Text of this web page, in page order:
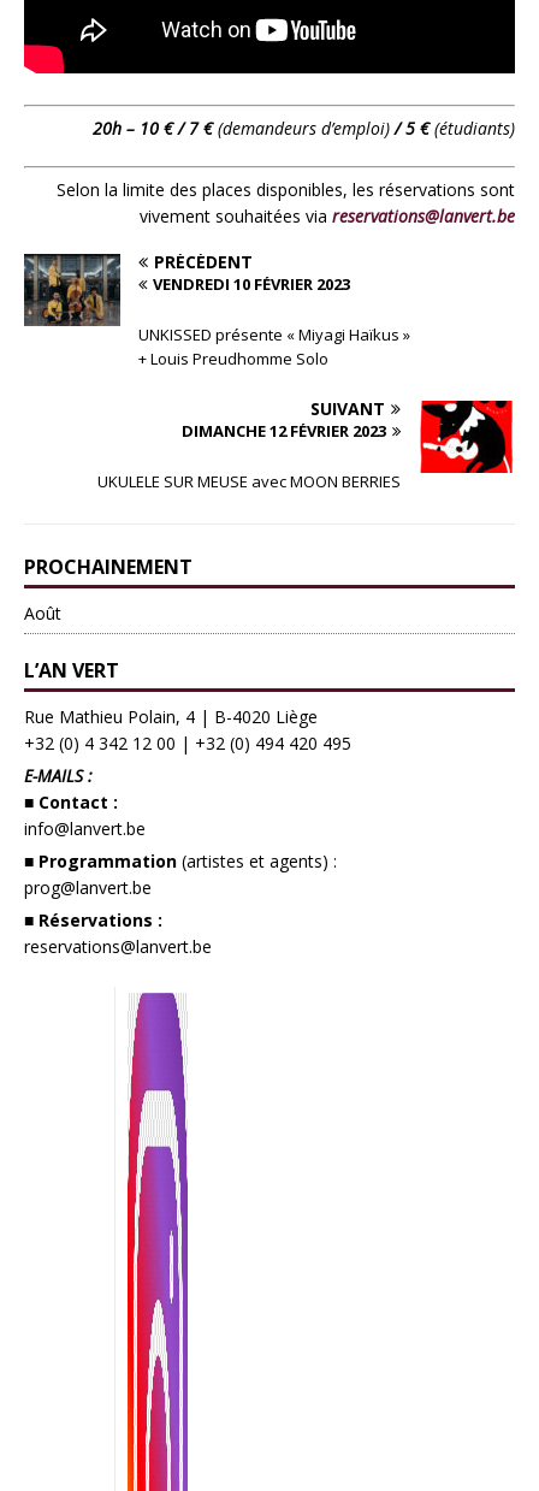
20h – 10 € / 7 €(demandeurs d’emploi)/ 5 €(étudiants)
Selon la limite des places disponibles, les réservations sont
vivement souhaitées via reservations@lanvert.be
PRÉCÉDENT
VENDREDI 10 FÉVRIER 2023
UNKISSED présente « Miyagi Haïkus »
+ Louis Preudhomme Solo
SUIVANT
DIMANCHE 12 FÉVRIER 2023
UKULELE SUR MEUSE avec MOON BERRIES
PROCHAINEMENT
Août
L’AN VERT
Rue Mathieu Polain, 4 | B-4020 Liège
+32 (0) 4 342 12 00 | +32 (0) 494 420 495
E-MAILS :
■ Contact :
info@lanvert.be
■ Programmation (artistes et agents) :
prog@lanvert.be
■ Réservations :
reservations@lanvert.be